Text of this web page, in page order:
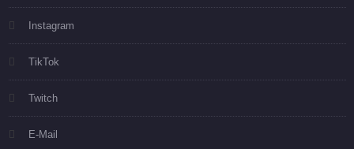
Instagram
TikTok
Twitch
E-Mail